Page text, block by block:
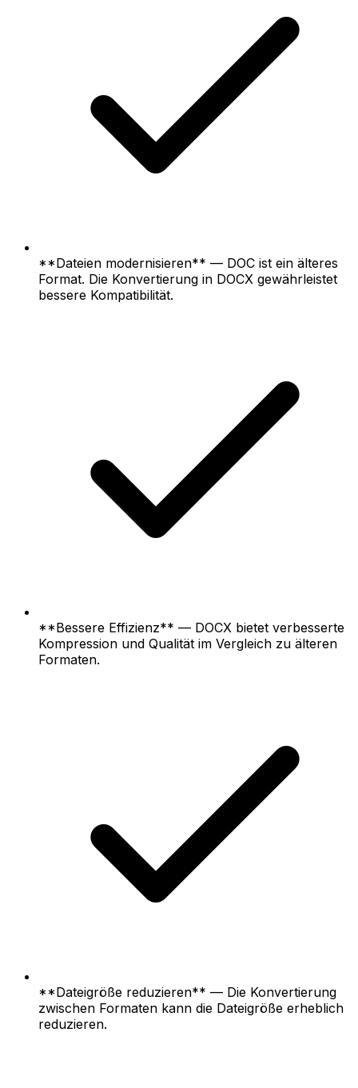
**Dateien modernisieren** — DOC ist ein älteres
Format. Die Konvertierung in DOCX gewährleistet
bessere Kompatibilität.
**Bessere Effizienz** — DOCX bietet verbesserte
Kompression und Qualität im Vergleich zu älteren
Formaten.
**Dateigröße reduzieren** — Die Konvertierung
zwischen Formaten kann die Dateigröße erheblich
reduzieren.